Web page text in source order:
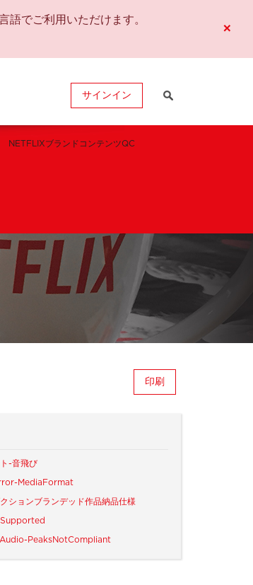
語でご利用いただけます。
×
サインイン
NETFLIXブランドコンテンツQC
印刷
-音飛び
MediaFormat
ションブランデッド作品納品仕様
PeaksNotCompliant